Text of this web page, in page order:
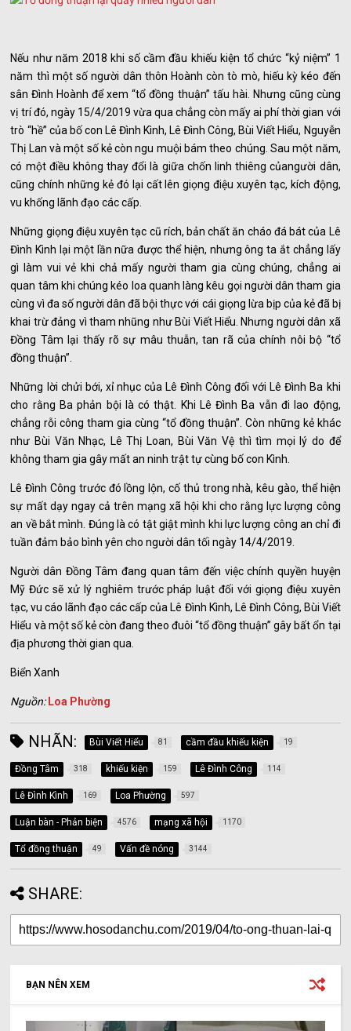
Nếu như năm 2018 khi số cầm đầu khiếu kiện tổ chức “kỷ niệm” 1
năm thì một số người dân thôn Hoành còn tò mò, hiếu kỳ kéo đến
sân Đình Hoành để xem “tổ đồng thuận” tấu hài. Nhưng cũng cùng
vị trí đó, ngày 15/4/2019 vừa qua chẳng còn mấy ai phí thời gian với
trò “hề” của bố con Lê Đình Kình, Lê Đình Công, Bùi Viết Hiểu, Nguyễn
Thị Lan và một số kẻ còn ngu muội bám theo chúng. Sau một năm,
có một điều không thay đổi là giữa chốn linh thiêng củangười dân,
cũng chính những kẻ đó lại cất lên giọng điệu xuyên tạc, kích động,
vu khống lãnh đạo các cấp.
Những giọng điệu xuyên tạc cũ rích, bản chất ăn cháo đá bát của Lê
Đình Kình lại một lần nữa được thể hiện, nhưng ông ta ắt chẳng lấy
gì làm vui vẻ khi chả mấy người tham gia cùng chúng, chẳng ai
quan tâm khi chúng kéo loa quanh làng kêu gọi người dân tham gia
cùng vì đa số người dân đã bội thực với cái giọng lừa bịp của kẻ đã bị
khai trừ đảng vì tham nhũng như Bùi Viết Hiểu. Nhưng người dân xã
Đồng Tâm lại thấy rõ sự mâu thuẫn, tan rã của chính nôi bộ “tổ
đồng thuận”.
Những lời chửi bới, xỉ nhục của Lê Đình Công đối với Lê Đình Ba khi
cho rằng Ba phản bội là có thật. Khi Lê Đình Ba vẫn đi lao động,
chẳng rỗi công tham gia cùng “tổ đồng thuận”. Còn những kẻ khác
như Bùi Văn Nhạc, Lê Thị Loan, Bùi Văn Vệ thì tìm mọi lý do để
không tham gia gây mất an ninh trật tự cùng bố con Kình.
Lê Đình Công trước đó lồng lộn, cố thủ trong nhà, kêu gào, thể hiện
sự mất dạy ngay cả trên mạng xã hội khi cho rằng lực lượng công
an về bắt mình. Đúng là có tật giật mình khi lực lượng công an chỉ đi
tuần đảm bảo bình yên cho người dân tối ngày 14/4/2019.
Người dân Đồng Tâm đang quan tâm đến việc chính quyền huyện
Mỹ Đức sẽ xử lý nghiêm trước pháp luật đối với giọng điệu xuyên
tạc, vu cáo lãnh đạo các cấp của Lê Đình Kình, Lê Đình Công, Bùi Viết
Hiểu và một số kẻ còn đang theo đuôi “tổ đồng thuận” gây bất ổn tại
địa phương thời gian qua.
Biển Xanh
Nguồn: Loa Phường
NHÃN: Bùi Viết Hiểu 81 cầm đầu khiếu kiện 19
Đồng Tâm 318 khiếu kiện 159 Lê Đình Công 114
Lê Đình Kình 169 Loa Phường 597
Luận bàn - Phản biện 4576 mạng xã hội 1170
Tổ đồng thuận 49 Vấn đề nóng 3144
SHARE:
BẠN NÊN XEM